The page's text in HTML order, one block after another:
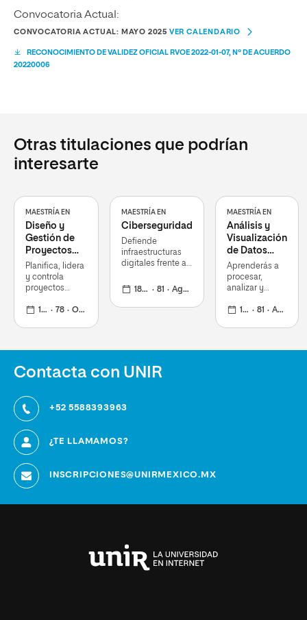
Convocatoria Actual:
CONVOCATORIA ACTUAL: MAYO 2025 VER CALENDARIO
RECONOCIMIENTO DE VALIDEZ OFICIAL RVOE 2022-01-07, Nº DE ACUERDO
20220006
Otras titulaciones que podrían
interesarte
MAESTRÍA EN
Diseño y
Gestión de
Proyectos
Tecnológicos
Planifica, lidera
y controla
proyectos
complejos,
exitosos
18 meses 78 Octubre 2026
MAESTRÍA EN
Ciberseguridad
Defiende
infraestructuras
digitales frente a
amenazas
18 meses 81 Agosto 2026
MAESTRÍA EN
Análisis y
Visualización
de Datos
Masivos –
Big Data
Aprenderás a
procesar,
analizar y
grandes
18 meses 81 Agosto 2026
Contacta con UNIR
+52 5588393963
¿TE LLAMAMOS?
INSCRIPCIONES@UNIRMEXICO.MX